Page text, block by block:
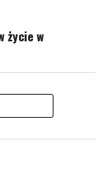
życie w